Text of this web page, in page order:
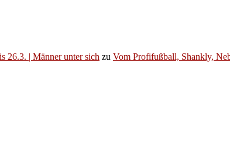
26.3. | Männer unter sich zu Vom Profifußball, Shankly,